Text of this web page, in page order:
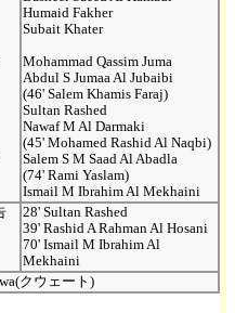
Humaid Fakher
Subait Khater
Mohammad Qassim Juma
Abdul S Jumaa Al Jubaibi
(46' Salem Khamis Faraj)
Sultan Rashed
Nawaf M Al Darmaki
(45' Mohamed Rashid Al Naqbi)
Salem S M Saad Al Abadla
(74' Rami Yaslam)
Ismail M Ibrahim Al Mekhaini
28' Sultan Rashed
39' Rashid A Rahman Al Hosani
70' Ismail M Ibrahim Al
Mekhaini
クウェート)